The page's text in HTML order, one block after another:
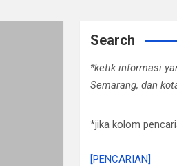
Search
*ketik informasi
Semarang, dan
*jika kolom
[PENCARIAN]